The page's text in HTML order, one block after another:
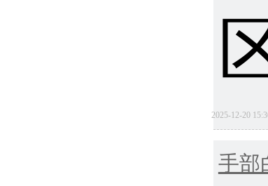
2025-12-20
手部